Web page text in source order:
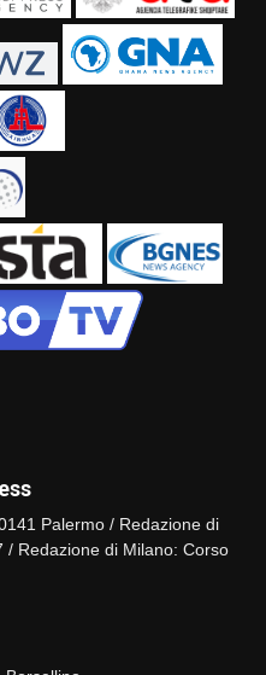
Palermo / Redazione di
/ Redazione di Milano: Corso